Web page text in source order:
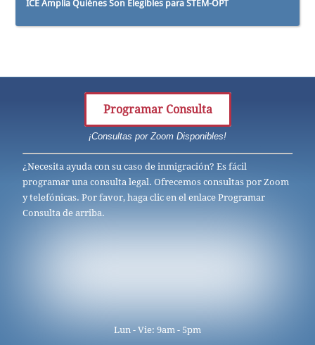
ICE Amplía Quiénes Son Elegibles para STEM-OPT
Programar Consulta
¡Consultas por Zoom Disponibles!
¿Necesita ayuda con su caso de inmigración? Es fácil
programar una consulta legal. Ofrecemos consultas por Zoom
y telefónicas. Por favor, haga clic en el enlace Programar
Consulta de arriba.
Lun - Vie: 9am - 5pm